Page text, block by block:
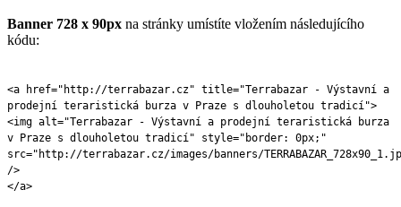
Banner 728 x 90px na stránky umístíte vložením následujícího
kódu:
<a href="http://terrabazar.cz" title="Terrabazar - Výstavní a
prodejní teraristická burza v Praze s dlouholetou tradicí">
<img alt="Terrabazar - Výstavní a prodejní teraristická burza
v Praze s dlouholetou tradicí" style="border: 0px;"
src="http://terrabazar.cz/images/banners/
/>
</a>